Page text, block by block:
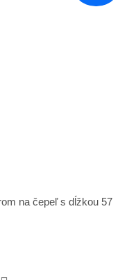
na čepeľ s dĺžkou 57